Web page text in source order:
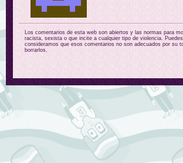
Los comentarios de esta web son abiertos y las normas para
racista, sexista o que incite a cualquier tipo de violencia.
consideramos que esos comentarios no son adecuados por su
borrarlos.